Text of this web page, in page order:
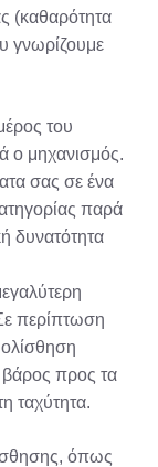
(καθαρότητα
γνωρίζουμε
του
ο μηχανισμός.
σας σε ένα
παρά
δυνατότητα
περίπτωση
βάρος προς τα
ταχύτητα.
όπως